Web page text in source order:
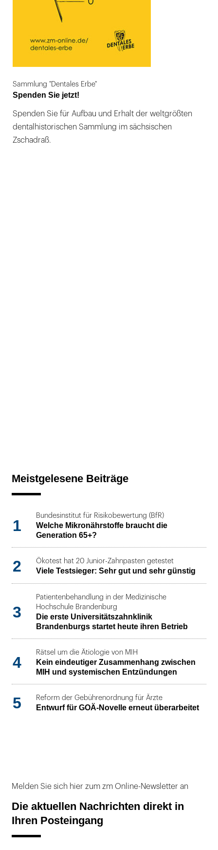
Sammlung "Dentales Erbe"
Spenden Sie jetzt!
Spenden Sie für Aufbau und Erhalt der weltgrößten
dentalhistorischen Sammlung im sächsischen
Zschadraß.
Meistgelesene Beiträge
1
Bundesinstitut für Risikobewertung (BfR)
Welche Mikronährstoffe braucht die
Generation 65+?
2 Ökotest hat 20 Junior-Zahnpasten getestet
Viele Testsieger: Sehr gut und sehr günstig
3
Patientenbehandlung in der Medizinische
Hochschule Brandenburg
Die erste Universitätszahnklinik
Brandenburgs startet heute ihren Betrieb
4
Rätsel um die Ätiologie von MIH
Kein eindeutiger Zusammenhang zwischen
MIH und systemischen Entzündungen
5 Reform der Gebührenordnung für Ärzte
Entwurf für GOÄ-Novelle erneut überarbeitet
Melden Sie sich hier zum zm Online-Newsletter an
Die aktuellen Nachrichten direkt in
Ihren Posteingang